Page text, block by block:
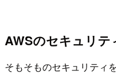
AWSのセキュリテ
そもそものセキュリティ